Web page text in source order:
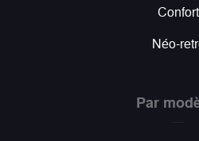
Confort
Néo-
Par